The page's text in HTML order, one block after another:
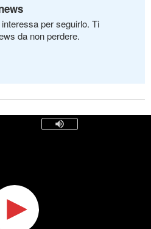
per seguirlo. Ti
da non perdere.